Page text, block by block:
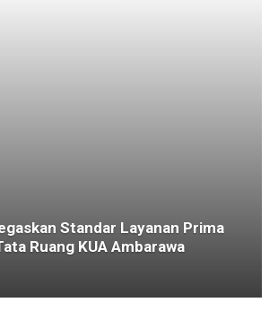
Standar Layanan Prima
Ruang KUA Ambarawa